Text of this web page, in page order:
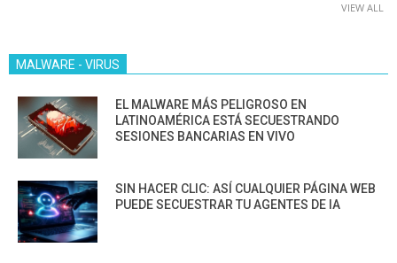
VIEW ALL
MALWARE - VIRUS
EL MALWARE MÁS PELIGROSO EN
LATINOAMÉRICA ESTÁ SECUESTRANDO
SESIONES BANCARIAS EN VIVO
SIN HACER CLIC: ASÍ CUALQUIER PÁGINA WEB
PUEDE SECUESTRAR TU AGENTES DE IA